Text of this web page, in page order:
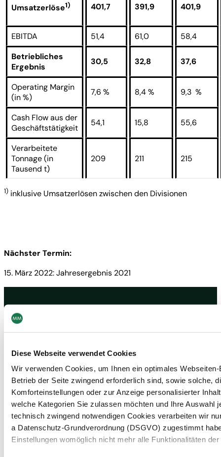
Diese Webseite verwendet Cookies
Wir verwenden Cookies, um Ihnen ein optimales
Betrieb der Seite zwingend erforderlich sind, sowie solche,
Komforteinstellungen oder zur Anzeige personalisierter
welche Kategorien Sie zulassen möchten und Ihre Auswahl
technisch zwingend notwendigen Cookies verarbeiten wir
a Datenschutz-Grundverordnung (DSGVO) zugestimmt
Einstellungen womöglich nicht mehr alle Funktionalitäten
Umsatzerlöse1) 401,7 391,9 401,9
EBITDA 51,4 61,0
58,4
Betriebliches
Ergebnis
30,5 32,8 37,6
Operating Margin
(in %)
7,6 % 8,4 % 9,3 %
Cash Flow aus der
Geschäftstätigkeit
54,1 15,8 55,6
Verarbeitete
Tonnage (in
Tausend t)
209 211 215
1) inklusive Umsatzerlösen zwischen den Divisionen
Nächster Termin:
15. März 2022: Jahresergebnis 2021
Navigation
Packaging
Menschen
Investoren
Unternehmen
NACHHALTIGKEIT
Werkzeuge
Impressum
Allgemeine
Geschäftsbedingungen
Allgemeine
Einkaufsbedingungen
Erklärung zum Datenschutz